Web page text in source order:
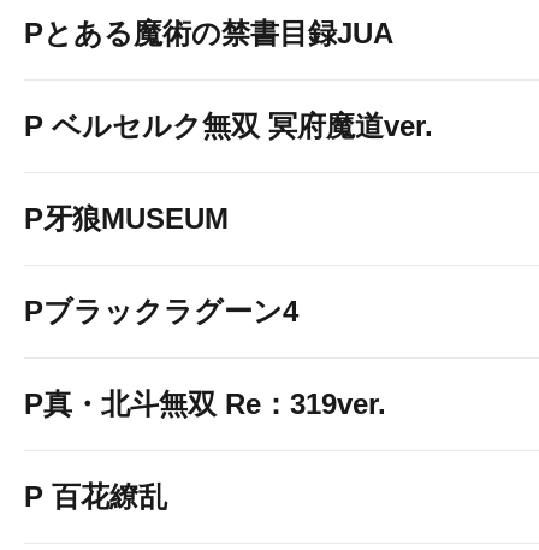
Pとある魔術の禁書目録JUA
P ベルセルク無双 冥府魔道ver.
P牙狼MUSEUM
Pブラックラグーン4
P真・北斗無双 Re：319ver.
P 百花繚乱